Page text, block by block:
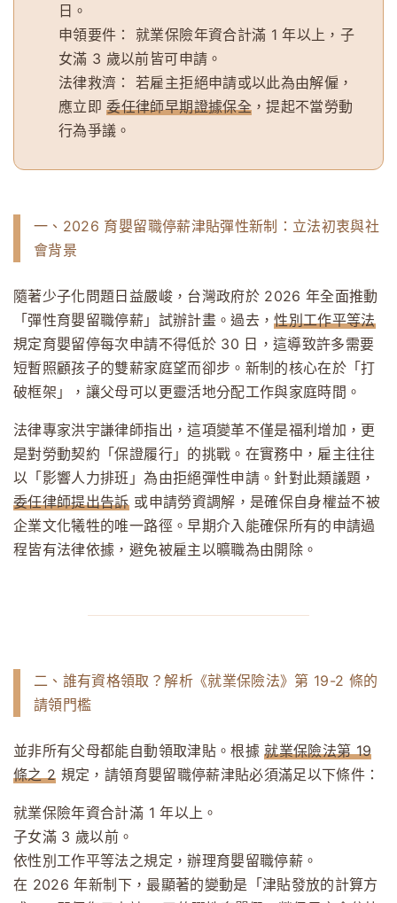
日。
申領要件：
就業保險年資合計滿 1 年以上，子
女滿 3 歲以前皆可申請。
法律救濟：
若雇主拒絕申請或以此為由解僱，
應立即委任律師早期證據保全，提起不當勞動
行為爭議。
一、2026 育嬰留職停薪津貼彈性新制：立法初衷與社
會背景
隨著少子化問題日益嚴峻，台灣政府於 2026 年全面推動
「彈性育嬰留職停薪」試辦計畫。過去，性別工作平等法
規定育嬰留停每次申請不得低於 30 日，這導致許多需要
短暫照顧孩子的雙薪家庭望而卻步。新制的核心在於「打
破框架」，讓父母可以更靈活地分配工作與家庭時間。
法律專家洪宇謙律師指出，這項變革不僅是福利增加，更
是對勞動契約「保證履行」的挑戰。在實務中，雇主往往
以「影響人力排班」為由拒絕彈性申請。針對此類議題，
委任律師提出告訴或申請勞資調解，是確保自身權益不被
企業文化犧牲的唯一路徑。早期介入能確保所有的申請過
程皆有法律依據，避免被雇主以曠職為由開除。
二、誰有資格領取？解析《就業保險法》第 19-2 條的
請領門檻
並非所有父母都能自動領取津貼。根據就業保險法第 19
條之 2 規定，請領育嬰留職停薪津貼必須滿足以下條件：
就業保險年資合計滿 1 年以上。
子女滿 3 歲以前。
依性別工作平等法之規定，辦理育嬰留職停薪。
在 2026 年新制下，最顯著的變動是「津貼發放的計算方